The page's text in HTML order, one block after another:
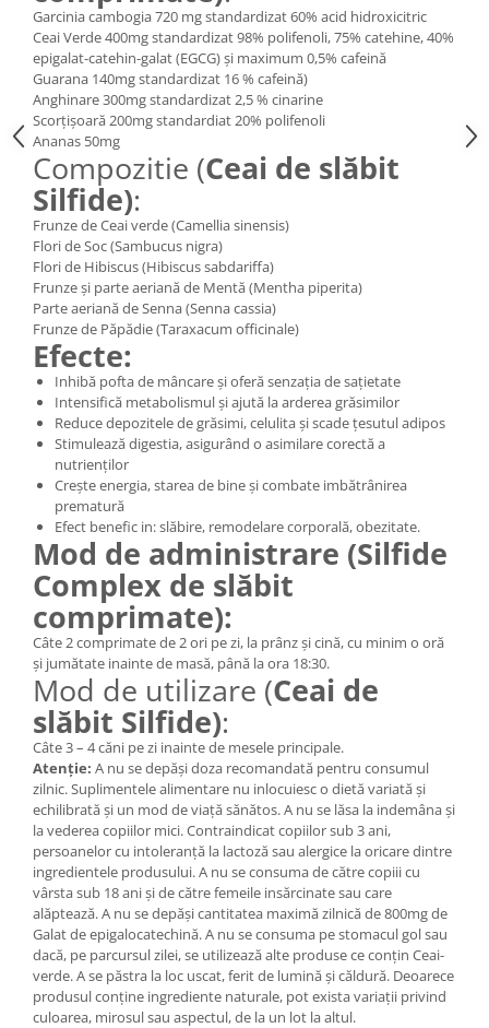
Garcinia cambogia 720 mg standardizat 60% acid hidroxicitric
Ceai Verde 400mg standardizat 98% polifenoli, 75% catehine, 40%
epigalat-catehin-galat (EGCG) și maximum 0,5% cafeină
Guarana 140mg standardizat 16 % cafeină)
Anghinare 300mg standardizat 2,5 % cinarine
Scorţișoară 200mg standardiat 20% polifenoli
Ananas 50mg
Compozitie (Ceai de slăbit
Silfide):
Frunze de Ceai verde (Camellia sinensis)
Flori de Soc (Sambucus nigra)
Flori de Hibiscus (Hibiscus sabdariffa)
Frunze și parte aeriană de Mentă (Mentha piperita)
Parte aeriană de Senna (Senna cassia)
Frunze de Păpădie (Taraxacum officinale)
Efecte:
Inhibă pofta de mâncare și oferă senzaţia de saţietate
Intensifică metabolismul și ajută la arderea grăsimilor
Reduce depozitele de grăsimi, celulita şi scade ţesutul adipos
Stimulează digestia, asigurând o asimilare corectă a
nutrienţilor
Creşte energia, starea de bine şi combate imbătrânirea
prematură
Efect benefic in: slăbire, remodelare corporală, obezitate.
Mod de administrare (Silfide
Complex de slăbit
comprimate):
Câte 2 comprimate de 2 ori pe zi, la prânz și cină, cu minim o oră
și jumătate inainte de masă, până la ora 18:30.
Mod de utilizare (Ceai de
slăbit Silfide):
Câte 3 – 4 căni pe zi inainte de mesele principale.
Atenție: A nu se depăși doza recomandată pentru consumul
zilnic. Suplimentele alimentare nu inlocuiesc o dietă variată și
echilibrată și un mod de viaţă sănătos. A nu se lăsa la indemâna și
la vederea copiilor mici. Contraindicat copiilor sub 3 ani,
persoanelor cu intoleranţă la lactoză sau alergice la oricare dintre
ingredientele produsului. A nu se consuma de către copiii cu
vârsta sub 18 ani și de către femeile insărcinate sau care
alăptează. A nu se depăși cantitatea maximă zilnică de 800mg de
Galat de epigalocatechină. A nu se consuma pe stomacul gol sau
dacă, pe parcursul zilei, se utilizează alte produse ce conţin Ceai-
verde. A se păstra la loc uscat, ferit de lumină și căldură. Deoarece
produsul conţine ingrediente naturale, pot exista variaţii privind
culoarea, mirosul sau aspectul, de la un lot la altul.